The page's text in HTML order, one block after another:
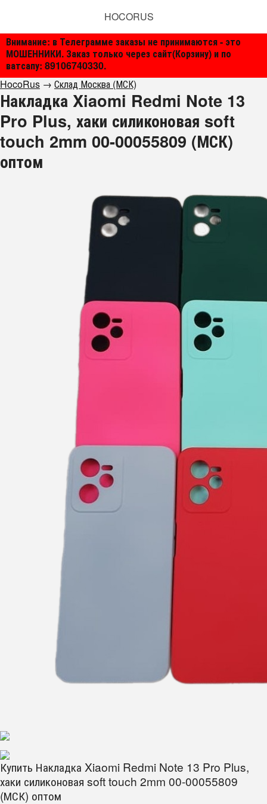
Внимание: в Телеграмме заказы не принимаются - это
МОШЕННИКИ. Заказ только через сайт(Корзину) и по
ватсапу: 89106740330.
HOCORUS
HocoRus → Склад Москва (МСК)
Накладка Xiaomi Redmi Note 13
Pro Plus, хаки силиконовая soft
touch 2mm 00-00055809 (МСК)
оптом
Купить Накладка Xiaomi Redmi Note 13 Pro Plus,
хаки силиконовая soft touch 2mm 00-00055809
(МСК) оптом